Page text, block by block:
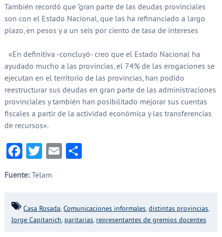
También recordó que “gran parte de las deudas provinciales
son con el Estado Nacional, que las ha refinanciado a largo
plazo, en pesos y a un seis por ciento de tasa de intereses
«En definitiva -concluyó- creo que el Estado Nacional ha
ayudado mucho a las provincias, el 74% de las erogaciones se
ejecutan en el territorio de las provincias, han podido
reestructurar sus deudas en gran parte de las administraciones
provinciales y también han posibilitado mejorar sus cuentas
fiscales a partir de la actividad económica y las transferencias
de recursos».
Facebook
Twitter
EmailCompartir
Fuente:Telam
Casa Rosada,Comunicaciones informales,distintas provincias,
Jorge Capitanich, paritarias, representantes de gremios docentes